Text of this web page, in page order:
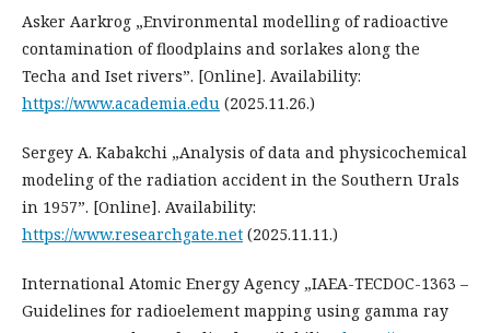
Asker Aarkrog „Environmental modelling of radioactive
contamination of floodplains and sorlakes along the
Techa and Iset rivers”. [Online]. Availability:
https://www.academia.edu (2025.11.26.)
Sergey A. Kabakchi „Analysis of data and physicochemical
modeling of the radiation accident in the Southern Urals
in 1957”. [Online]. Availability:
https://www.researchgate.net (2025.11.11.)
International Atomic Energy Agency „IAEA-TECDOC-1363 –
Guidelines for radioelement mapping using gamma ray